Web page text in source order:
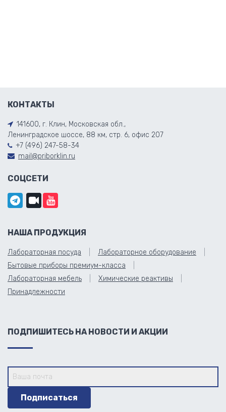
КОНТАКТЫ
141600, г. Клин, Московская обл.,
Ленинградское шоссе, 88 км, стр. 6, офис 207
+7 (496) 247-58-34
mail@priborklin.ru
СОЦСЕТИ
НАША ПРОДУКЦИЯ
Лабораторная посуда
Лабораторное оборудование
Бытовые приборы премиум-класса
Лабораторная мебель
Химические реактивы
Принадлежности
ПОДПИШИТЕСЬ НА НОВОСТИ И АКЦИИ